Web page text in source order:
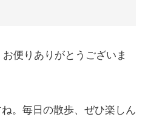
便りありがとうございま
。毎日の散歩、ぜひ楽しん